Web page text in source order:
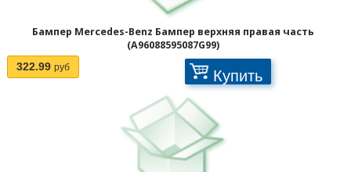
Бампер Mercedes-Benz Бампер верхняя правая часть
(A96088595087G99)
322.99 руб Купить